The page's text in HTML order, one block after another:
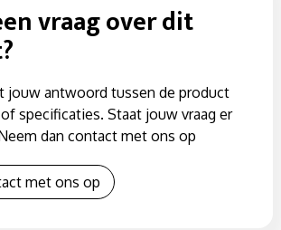
vraag over dit
jouw antwoord tussen de product
specificaties. Staat jouw vraag er
dan contact met ons op
met ons op